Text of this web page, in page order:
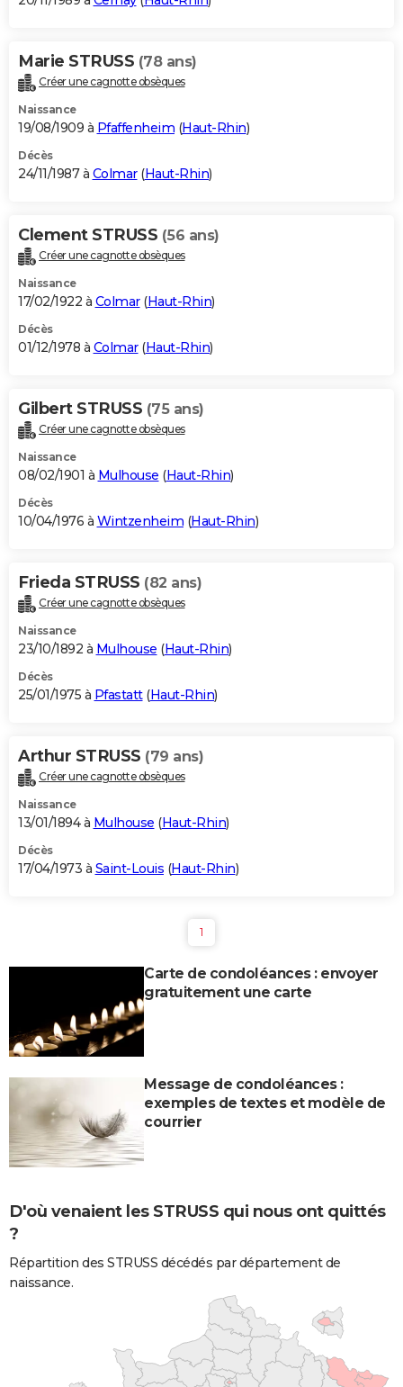
Marie STRUSS (78 ans)
Créer une cagnotte obsèques
Naissance
19/08/1909 à Pfaffenheim (Haut-Rhin)
Décès
24/11/1987 à Colmar(Haut-Rhin)
Clement STRUSS (56 ans)
Créer une cagnotte obsèques
Naissance
17/02/1922 à Colmar(Haut-Rhin)
Décès
01/12/1978 à Colmar(Haut-Rhin)
Gilbert STRUSS (75 ans)
Créer une cagnotte obsèques
Naissance
08/02/1901 à Mulhouse (Haut-Rhin)
Décès
10/04/1976 à Wintzenheim (Haut-Rhin)
Frieda STRUSS (82 ans)
Créer une cagnotte obsèques
Naissance
23/10/1892 à Mulhouse (Haut-Rhin)
Décès
25/01/1975 à Pfastatt(Haut-Rhin)
Arthur STRUSS (79 ans)
Créer une cagnotte obsèques
Naissance
13/01/1894 à Mulhouse (Haut-Rhin)
Décès
17/04/1973 à Saint-Louis (Haut-Rhin)
1
Carte de condoléances : envoyer
gratuitement une carte
Message de condoléances :
exemples de textes et modèle de
courrier
D'où venaient les STRUSS qui nous ont quittés
?
Répartition des STRUSS décédés par département de
naissance.